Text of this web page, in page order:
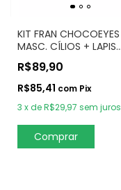
KIT FRAN CHOCOEYES
MASC. CÍLIOS + LAPIS
MARROM
R$89,90
R$85,41 com Pix
3 xdeR$29,97 sem juros